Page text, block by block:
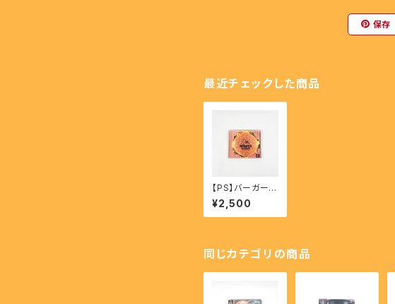
保存
最近チェックした商品
【PS】バーガーバ
ーガー - BURG
ER BURGER
¥2,500
同じカテゴリの商品